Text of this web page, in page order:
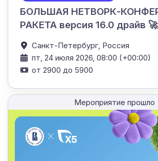
БОЛЬШАЯ НЕТВОРК-
РАКЕТА версия 16.0 драйв 🚀
Санкт-Петербург, Россия
пт, 24 июля 2026, 08:00 (+00:00)
от 2900 до 5900
Мероприятие прошло